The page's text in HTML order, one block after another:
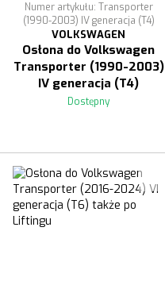
Numer artykułu: Transporter
(1990-2003) IV generacja (T4)
VOLKSWAGEN
Osłona do Volkswagen
Transporter (1990-2003)
IV generacja (T4)
Dostępny